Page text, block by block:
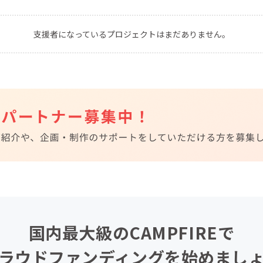
CAMPFIRE for Social Good
CAMPFIRE Creation
CAMPFIREふるさと納税
machi-ya コミュニティ
支援者になっているプロジェクトはまだありません。
国内最大級のCAMPFIREで
ウドファンディングを始めまし